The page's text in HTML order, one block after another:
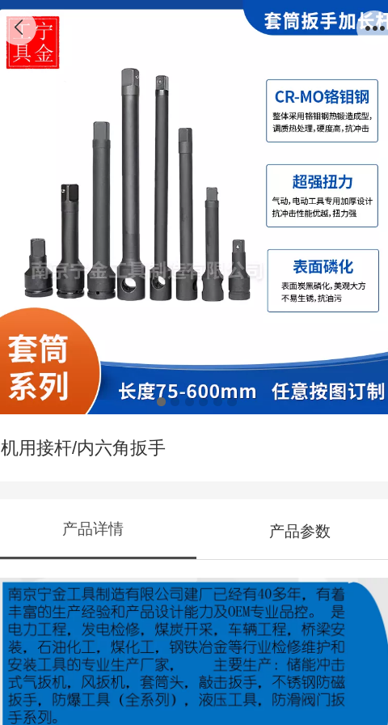
机用接杆/内六角扳手
产品详情 产品参数